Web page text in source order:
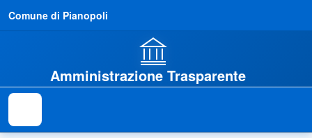
Comune di Pianopoli
Amministrazione Trasparente